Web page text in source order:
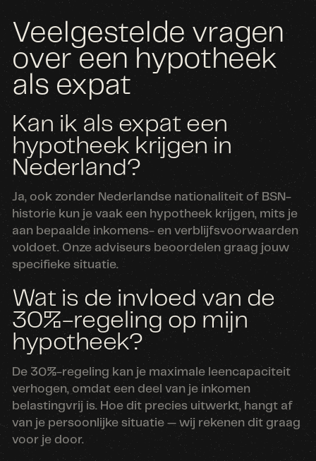
Veelgestelde vragen
over een hypotheek
als expat
Kan ik als expat een
hypotheek krijgen in
Nederland?
Ja, ook zonder Nederlandse nationaliteit of BSN-
historie kun je vaak een hypotheek krijgen, mits je
aan bepaalde inkomens- en verblijfsvoorwaarden
voldoet. Onze adviseurs beoordelen graag jouw
specifieke situatie.
Wat is de invloed van de
30%-regeling op mijn
hypotheek?
De 30%-regeling kan je maximale leencapaciteit
verhogen, omdat een deel van je inkomen
belastingvrij is. Hoe dit precies uitwerkt, hangt af
van je persoonlijke situatie — wij rekenen dit graag
voor je door.